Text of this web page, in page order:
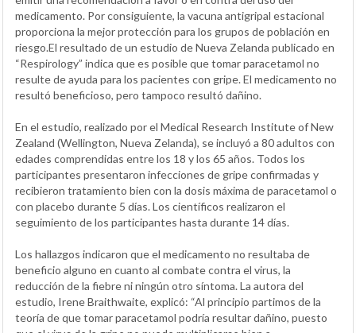
medicamento. Por consiguiente, la vacuna antigripal estacional
proporciona la mejor protección para los grupos de población en
riesgo.El resultado de un estudio de Nueva Zelanda publicado en
“Respirology” indica que es posible que tomar paracetamol no
resulte de ayuda para los pacientes con gripe. El medicamento no
resultó beneficioso, pero tampoco resultó dañino.
En el estudio, realizado por el Medical Research Institute of New
Zealand (Wellington, Nueva Zelanda), se incluyó a 80 adultos con
edades comprendidas entre los 18 y los 65 años. Todos los
participantes presentaron infecciones de gripe confirmadas y
recibieron tratamiento bien con la dosis máxima de paracetamol o
con placebo durante 5 días. Los científicos realizaron el
seguimiento de los participantes hasta durante 14 días.
Los hallazgos indicaron que el medicamento no resultaba de
beneficio alguno en cuanto al combate contra el virus, la
reducción de la fiebre ni ningún otro síntoma. La autora del
estudio, Irene Braithwaite, explicó: “Al principio partimos de la
teoría de que tomar paracetamol podría resultar dañino, puesto